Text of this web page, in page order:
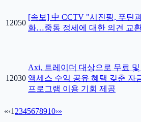
12050
[속보] 中 CCTV "시진핑, 푸틴
화…중동 정세에 대한 의견 교
12030
Axi, 트레이더 대상으로 무료 및
액세스 수익 공유 혜택 갖춘 자
프로그램 이용 기회 제공
«‹1 2345678910›»